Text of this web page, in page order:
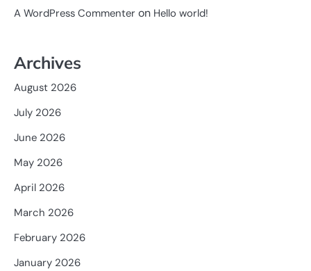
A WordPress Commenter on Hello world!
Archives
August 2026
July 2026
June 2026
May 2026
April 2026
March 2026
February 2026
January 2026